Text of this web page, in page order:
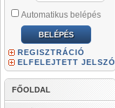
Automatikus belépés
REGISZTRÁCIÓ
ELFELEJTETT JELSZÓ
FŐOLDAL